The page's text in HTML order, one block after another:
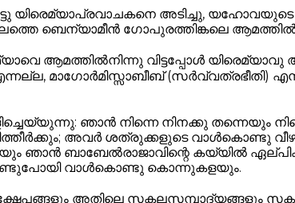
യിരെമ്യാപ്രവാചകനെ അടിച്ചു, യഹോവയുടെ
ബെന്യാമീൻ ഗോപുരത്തിങ്കലെ ആമത്തിൽ
ആമത്തിൽനിന്നു വിട്ടപ്പോൾ
മാഗോർമിസ്സാബീബ് (സർവ്വത്രഭീതി)
ഞാൻ നിന്നെ നിനക്കു തന്നെയും
അവർ ശത്രുക്കളുടെ വാൾകൊണ്ടു
ഞാൻ ബാബേൽരാജാവിന്റെ കയ്യിൽ
വാൾകൊണ്ടു കൊന്നുകളയും.
അതിലെ സകലസമ്പാദ്യങ്ങളും സകല